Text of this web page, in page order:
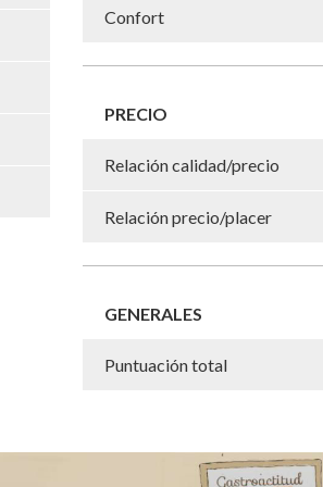
Confort
PRECIO
Relación calidad/precio
Relación precio/placer
GENERALES
Puntuación total